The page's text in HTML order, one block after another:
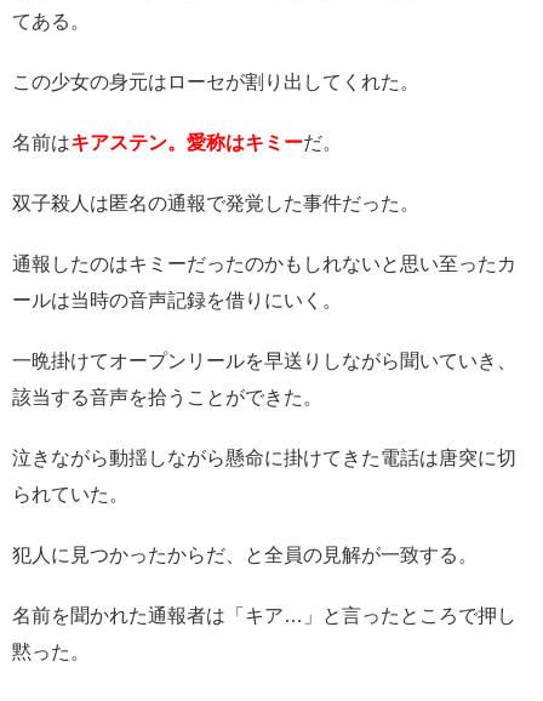
てある。
この少女の身元はローセが割り出してくれた。
名前はキアステン。愛称はキミーだ。
双子殺人は匿名の通報で発覚した事件だった。
通報したのはキミーだったのかもしれないと思い至ったカ
ールは当時の音声記録を借りにいく。
一晩掛けてオープンリールを早送りしながら聞いていき、
該当する音声を拾うことができた。
泣きながら動揺しながら懸命に掛けてきた電話は唐突に切
られていた。
犯人に見つかったからだ、と全員の見解が一致する。
名前を聞かれた通報者は「キア…」と言ったところで押し
黙った。